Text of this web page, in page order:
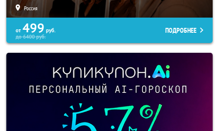
Россия
от 499 руб.
до6400руб.
ПОДРОБНЕЕ